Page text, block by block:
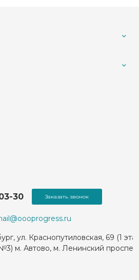
30
ул. Краснопутиловская, 69 (1
м. Автово, м. Ленинский
Заказать звонок